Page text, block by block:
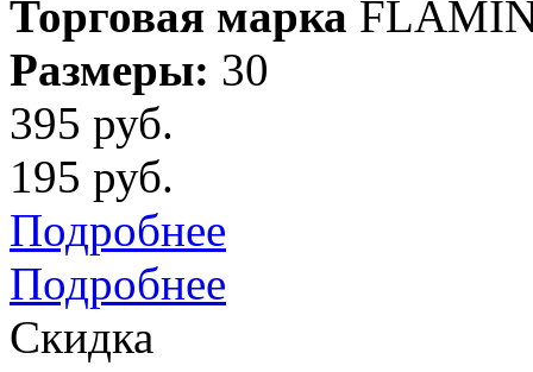
Торговая марка
Размеры: 30
395 руб.
195 руб.
Подробнее
Подробнее
Скидка